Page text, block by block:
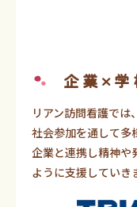
企業×
リアン訪問看護で
社会参加を通して多
企業と連携し精神や
ように支援していき